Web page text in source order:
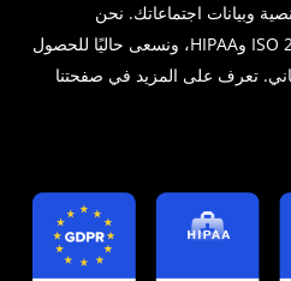
وبيانات اجتماعاتك. نحن
ملتزمون بمعايير GDPR وISO 27001 وHIPAA، ونسعى حاليًا للحصول